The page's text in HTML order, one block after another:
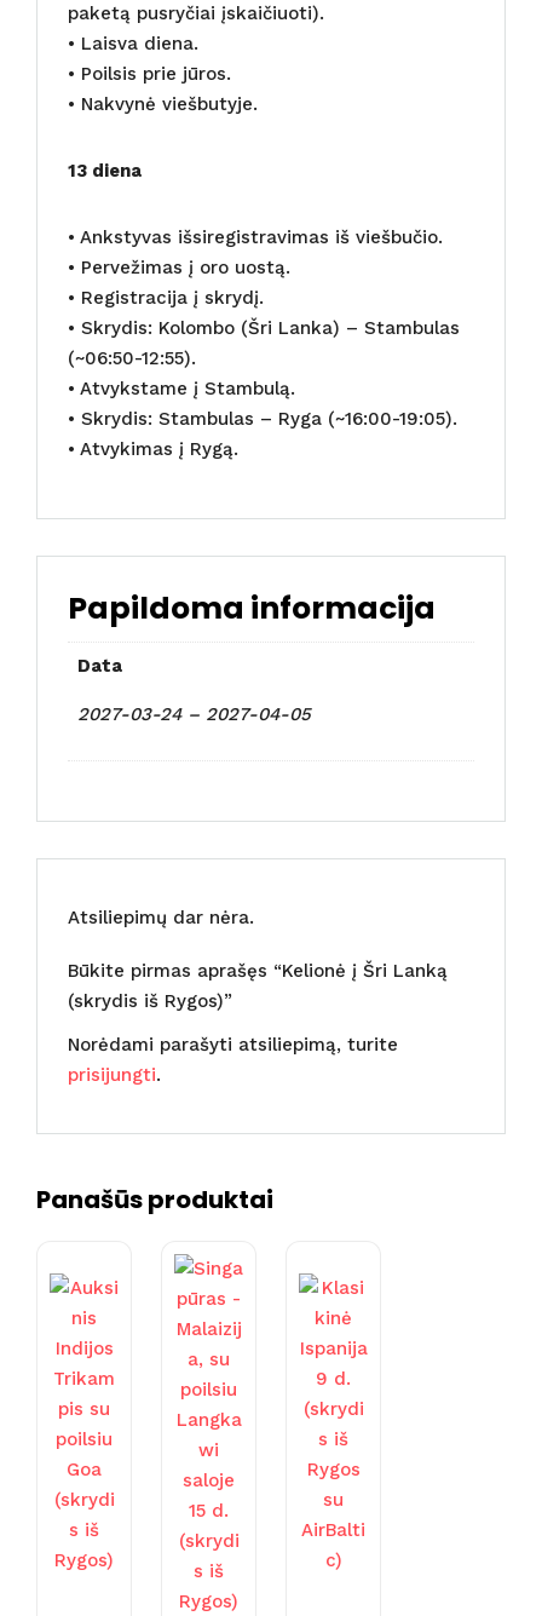
paketą pusryčiai įskaičiuoti).
• Laisva diena.
• Poilsis prie jūros.
• Nakvynė viešbutyje.
13 diena
• Ankstyvas išsiregistravimas iš viešbučio.
• Pervežimas į oro uostą.
• Registracija į skrydį.
• Skrydis: Kolombo (Šri Lanka) – Stambulas
(~06:50-12:55).
• Atvykstame į Stambulą.
• Skrydis: Stambulas – Ryga (~16:00-19:05).
• Atvykimas į Rygą.
Papildoma informacija
Data
2027-03-24 – 2027-04-05
Atsiliepimų dar nėra.
Būkite pirmas aprašęs “Kelionė į Šri Lanką
(skrydis iš Rygos)”
Norėdami parašyti atsiliepimą, turite
prisijungti.
Panašūs produktai